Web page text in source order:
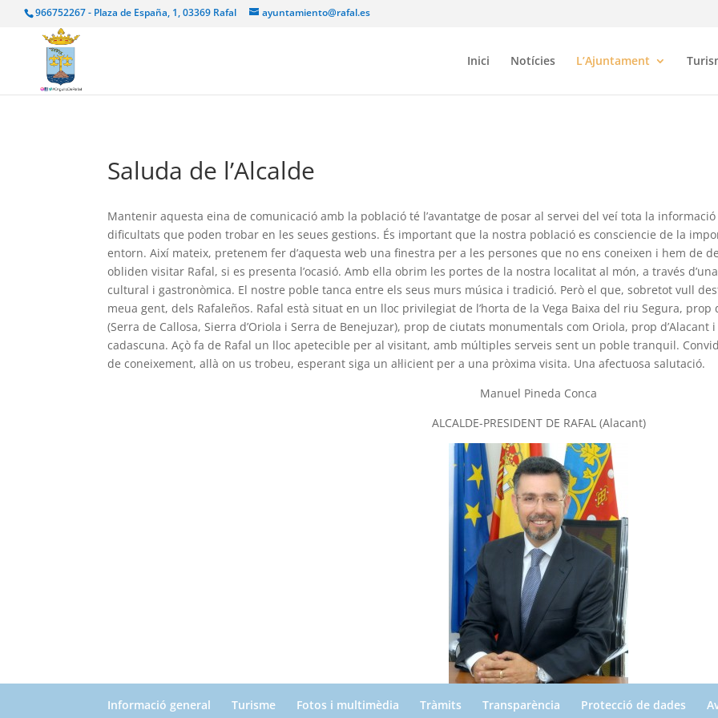
966752267 - Plaza de España, 1, 03369 Rafal ayuntamiento@rafal.es
Inici Notícies L’Ajuntament
Saluda de l’Alcalde
Mantenir aquesta eina de comunicació amb la població té l’avantatge de posar al servei del veí tota la
dificultats que poden trobar en les seues gestions. És important que la nostra població es consciencie de la
entorn. Així mateix, pretenem fer d’aquesta web una finestra per a les persones que no ens coneixen i hem de
obliden visitar Rafal, si es presenta l’ocasió. Amb ella obrim les portes de la nostra localitat al món, a través
cultural i gastronòmica. El nostre poble tanca entre els seus murs música i tradició. Però el que, sobretot vull
meua gent, dels Rafaleños. Rafal està situat en un lloc privilegiat de l’horta de la Vega Baixa del riu Segura,
(Serra de Callosa, Sierra d’Oriola i Serra de Benejuzar), prop de ciutats monumentals com Oriola, prop
cadascuna. Açò fa de Rafal un lloc apetecible per al visitant, amb múltiples serveis sent un poble tranquil.
de coneixement, allà on us trobeu, esperant siga un al·licient per a una pròxima visita. Una afectuosa salutació.
Manuel Pineda Conca
ALCALDE-PRESIDENT DE RAFAL (Alacant)
Informació general Turisme Fotos i multimèdia Tràmits Transparència Protecció de dades